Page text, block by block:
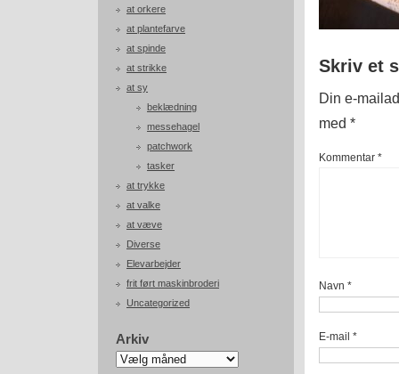
at orkere
at plantefarve
at spinde
at strikke
at sy
beklædning
messehagel
patchwork
tasker
at trykke
at valke
at væve
Diverse
Elevarbejder
frit ført maskinbroderi
Uncategorized
Arkiv
Arkiv
Skriv et
Din e-
med *
Kommentar *
Navn *
E-mail *